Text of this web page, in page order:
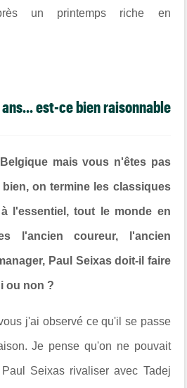
un printemps riche en
ans... est-ce bien raisonnable
mais vous n'êtes pas
on termine les classiques
l'essentiel, tout le monde en
l'ancien coureur, l'ancien
Paul Seixas doit-il faire
ou non ?
j'ai observé ce qu'il se passe
Je pense qu'on ne pouvait
Seixas rivaliser avec Tadej